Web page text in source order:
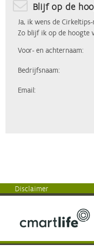
Blijf op de
Ja, ik wens de
Zo blijf ik op de hoogte
Voor- en achternaam:
Bedrijfsnaam:
Email:
Disclaimer